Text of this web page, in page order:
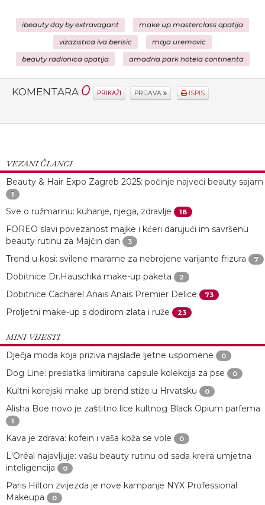
ibeauty day by extravagant make up masterclass opatija
vizazistica iva berisic maja uremovic
beauty radionica opatija amadria park hotela continenta
KOMENTARA 0 PRIKAŽI PRIJAVA ISPIS
VEZANI ČLANCI
Beauty & Hair Expo Zagreb 2025: počinje najveći beauty sajam
1
Sve o ružmarinu: kuhanje, njega, zdravlje 18
FOREO slavi povezanost majke i kćeri darujući im savršenu
beauty rutinu za Majčin dan
3
Trend u kosi: svilene marame za nebrojene varijante frizura 7
Dobitnice Dr.Hauschka make-up paketa 2
Dobitnice Cacharel Anais Anais Premier Delice 73
Proljetni make-up s dodirom zlata i ruže 23
MINI VIJESTI
Dječja moda koja priziva najslađe ljetne uspomene
0
Dog Line: preslatka limitirana capsule kolekcija za pse 0
Kultni korejski make up brend stiže u Hrvatsku 0
Alisha Boe novo je zaštitno lice kultnog Black Opium parfema
1
Kava je zdrava: kofein i vaša koža se vole 0
L'Oréal najavljuje: vašu beauty rutinu od sada kreira umjetna
inteligencija
0
Paris Hilton zvijezda je nove kampanje NYX Professional
Makeupa
0